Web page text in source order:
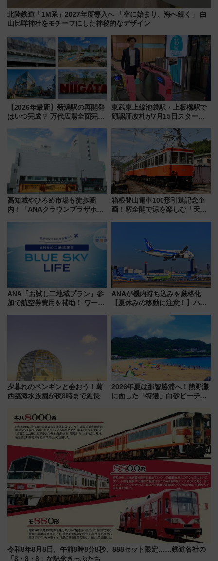
北陸鉄道「1M系」2027年度導入へ 「空に始まり、海へ続く」 白
山比咩神社をモチーフにした神秘的なデザイン
【2026年最新】新潟駅の再開発
はいつ完成？ 万代広場全面完成
開発、バスタ新潟構想まで徹底
東武東上線池袋駅・上板橋駅で
顔認証改札が7月15日スター
でシームレスに
高知城やひろめ市場も徒歩圏
内！「ANAクラウンプラザホテ
箱根登山電車100形引退記念企
画！窓全開で涼を楽しむ「天然
ANA「お試し二地域プラン」参
加で航空券費用を補助！ ワーケ
ANAが機内持ち込みを厳格化
【夏休みの移動に注意！】ハン
「身の回り品」新サイズ制限
(40×30×20cm)おさらい
夕暮れのペンギンと会おう！葛
西臨海水族園が夜8時まで延長
2026年夏は那智勝浦へ！熊野灘
に面した「特選」白砂ビーチは
会」は8月11日開催！
令和8年8月8日、午前8時8分8秒、888セット限定……鉄道各社の
「8・8・8」な記念きっぷたち